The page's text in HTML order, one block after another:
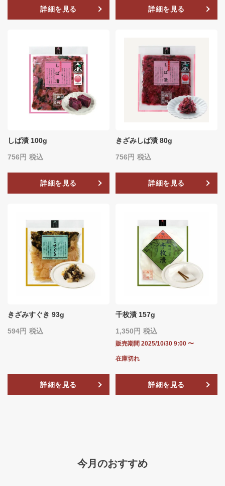
詳細を見る 詳細を見る
しば漬 100g
756 税込
詳細を見る
きざみしば漬 80g
756 税込
詳細を見る
きざみすぐき 93g
594 税込
詳細を見る
千枚漬 157g
1,350 税込
販売期間 2025/10/30 9:00 〜
在庫切れ
詳細を見る
今月のおすすめ